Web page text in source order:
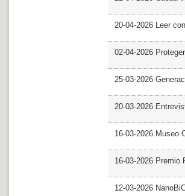
20-04-2026 Leer
02-04-2026
25-03-2026
20-03-2026
16-03-2026 Museo
16-03-2026 Premio
12-03-2026